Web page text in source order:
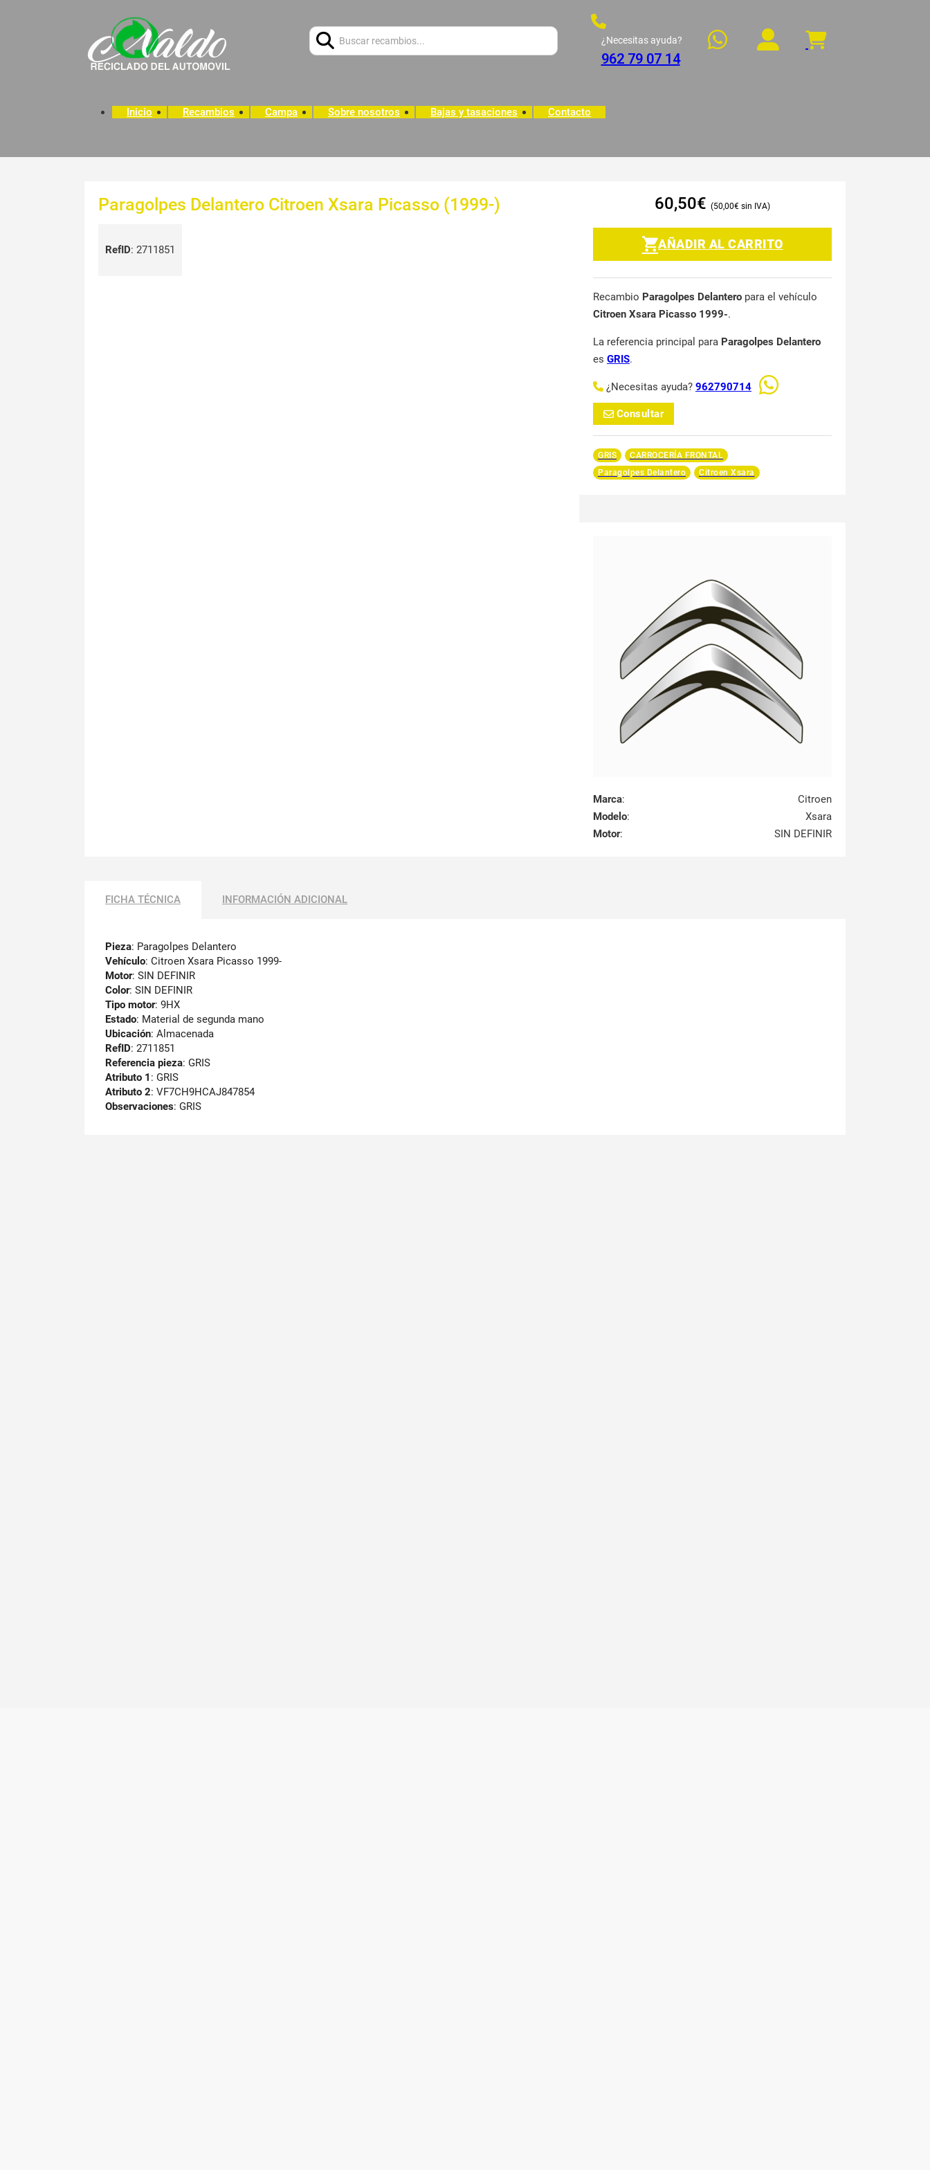
¿Necesitas ayuda?
962 79 07 14
Inicio Recambios Campa Sobre nosotros Bajas y tasaciones Contacto
Paragolpes Delantero Citroen Xsara Picasso (1999-)
RefID: 2711851
60,50€ 50,00€
AÑADIR AL CARRITO
Recambio Paragolpes Delantero para el vehículo
Citroen Xsara Picasso 1999-.
La referencia principal para Paragolpes Delantero
es GRIS.
¿Necesitas ayuda? 962790714
Consultar
GRIS
CARROCERÍA FRONTAL
Paragolpes Delantero
Citroen Xsara
Marca:
Citroen
Modelo:
Xsara
Motor: SIN DEFINIR
FICHA TÉCNICA INFORMACIÓN ADICIONAL
Pieza: Paragolpes Delantero
Vehículo: Citroen Xsara Picasso 1999-
Motor: SIN DEFINIR
Color: SIN DEFINIR
Tipo motor: 9HX
Estado: Material de segunda mano
Ubicación: Almacenada
RefID: 2711851
Referencia pieza: GRIS
Atributo 1 : GRIS
Atributo 2: VF7CH9HCAJ847854
Observaciones: GRIS